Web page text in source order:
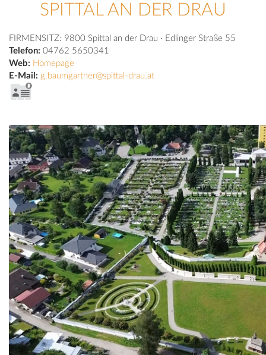
SPITTAL AN DER DRAU
FIRMENSITZ: 9800 Spittal an der Drau · Edlinger Straße 55
Telefon: 04762 5650341
Web: Homepage
E-Mail: g.baumgartner@spittal-drau.at